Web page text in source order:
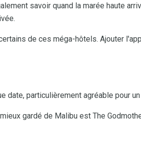
savoir quand la marée haute
de ces méga-hôtels. Ajouter
date, particulièrement agréable pour
gardé de Malibu est The